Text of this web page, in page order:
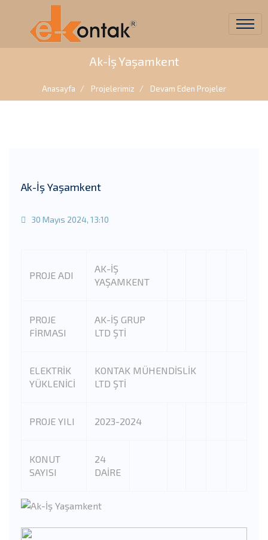
Ak-İş Yaşamkent
Anasayfa Projelerimiz Devam Eden Projeler
Ak-İş Yaşamkent
30 Mayıs 2024, 13:10
PROJE ADI
AK-İŞ
YAŞAMKENT
PROJE
FİRMASI
AK-İŞ GRUP
LTD ŞTİ
ELEKTRİK
YÜKLENİCİ
KONTAK MÜHENDİSLİK
LTD ŞTİ
PROJE YILI 2023-2024
KONUT
SAYISI
24
DAİRE